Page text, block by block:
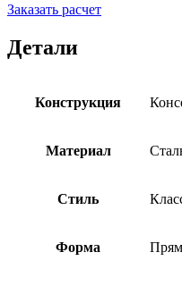
Заказать расчет
Детали
Конструкция
Материал
Стиль
Форма